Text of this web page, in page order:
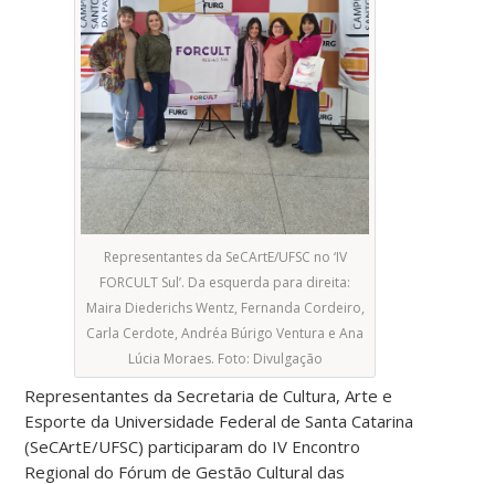
Representantes da SeCArtE/UFSC no ‘IV
FORCULT Sul’. Da esquerda para direita:
Maira Diederichs Wentz, Fernanda Cordeiro,
Carla Cerdote, Andréa Búrigo Ventura e Ana
Lúcia Moraes. Foto: Divulgação
Representantes da Secretaria de Cultura, Arte e
Esporte da Universidade Federal de Santa Catarina
(SeCArtE/UFSC) participaram do IV Encontro
Regional do Fórum de Gestão Cultural das